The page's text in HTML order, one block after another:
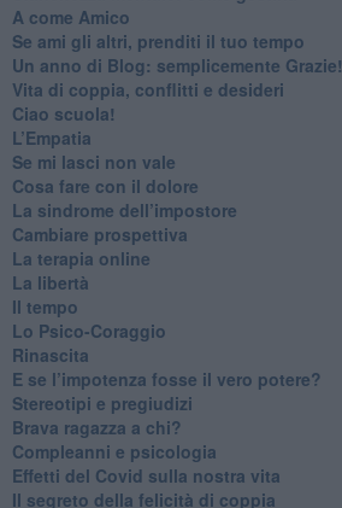
​A come Amico
​Se ami gli altri, prenditi il tuo tempo
​Un anno di Blog: semplicemente Grazie!
​Vita di coppia, conflitti e desideri
​Ciao scuola!
​L’Empatia
​Se mi lasci non vale
Cosa fare con il dolore
​La sindrome dell’impostore
​Cambiare prospettiva
La terapia online
La libertà
​Il tempo
​Lo Psico-Coraggio
Rinascita
​E se l’impotenza fosse il vero potere?
Stereotipi e pregiudizi
​Brava ragazza a chi?
​Compleanni e psicologia
Effetti del Covid sulla nostra vita
Il segreto della felicità di coppia